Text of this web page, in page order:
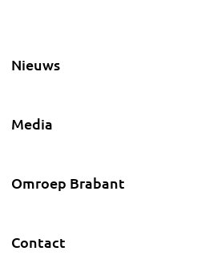
Nieuws
Media
Omroep Brabant
Contact